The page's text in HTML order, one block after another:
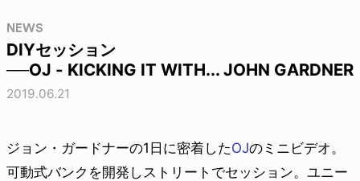
NEWS
DIYセッション
──OJ - KICKING IT WITH... JOHN GARDNER
2019.06.21
ジョン・ガードナーの1日に密着したOJのミニビデオ。
可動式バンクを開発しストリートでセッション。ユニー